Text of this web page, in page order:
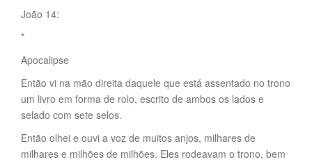
João 14:
*
Apocalipse
Então vi na mão direita daquele que está assentado no trono
um livro em forma de rolo, escrito de ambos os lados e
selado com sete selos.
Então olhei e ouvi a voz de muitos anjos, milhares de
milhares e milhões de milhões. Eles rodeavam o trono, bem